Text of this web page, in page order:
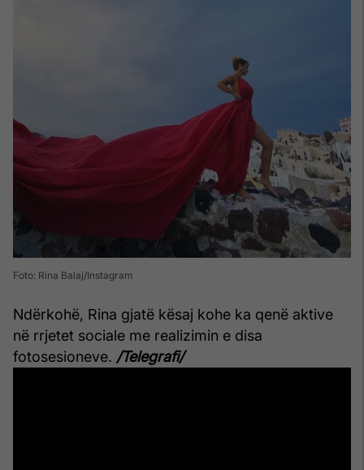
Foto: Rina Balaj/Instagram
Ndërkohë, Rina gjatë kësaj kohe ka qenë aktive
në rrjetet sociale me realizimin e disa
fotosesioneve. /Telegrafi/